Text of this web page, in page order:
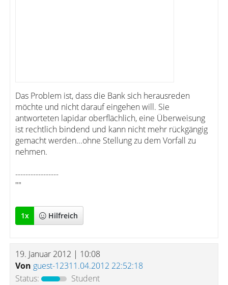
Das Problem ist, dass die Bank sich herausreden
möchte und nicht darauf eingehen will. Sie
antworteten lapidar oberflächlich, eine Überweisung
ist rechtlich bindend und kann nicht mehr rückgängig
gemacht werden...ohne Stellung zu dem Vorfall zu
nehmen.
-----------------
""
1x Hilfreich
19. Januar 2012 | 10:08
Von guest-12311.04.2012 22:52:18
Status:
Student